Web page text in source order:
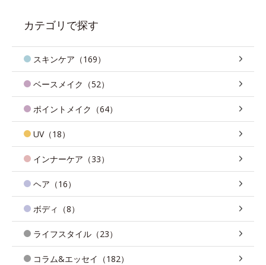
カテゴリで探す
スキンケア（169）
ベースメイク（52）
ポイントメイク（64）
UV（18）
インナーケア（33）
ヘア（16）
ボディ（8）
ライフスタイル（23）
コラム&エッセイ（182）